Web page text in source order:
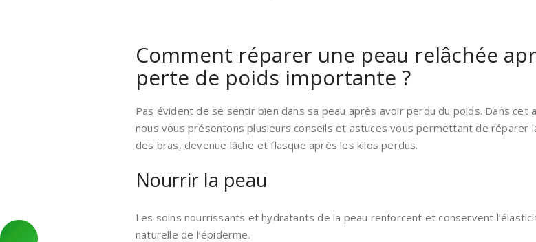
Comment réparer une peau relâchée
perte de poids importante ?
Pas évident de se sentir bien dans sa peau après avoir perdu du poids. Dans cet
nous vous présentons plusieurs conseils et astuces vous permettant de réparer
des bras, devenue lâche et flasque après les kilos perdus.
Nourrir la peau
Les soins nourrissants et hydratants de la peau renforcent et conservent
naturelle de l’épiderme.